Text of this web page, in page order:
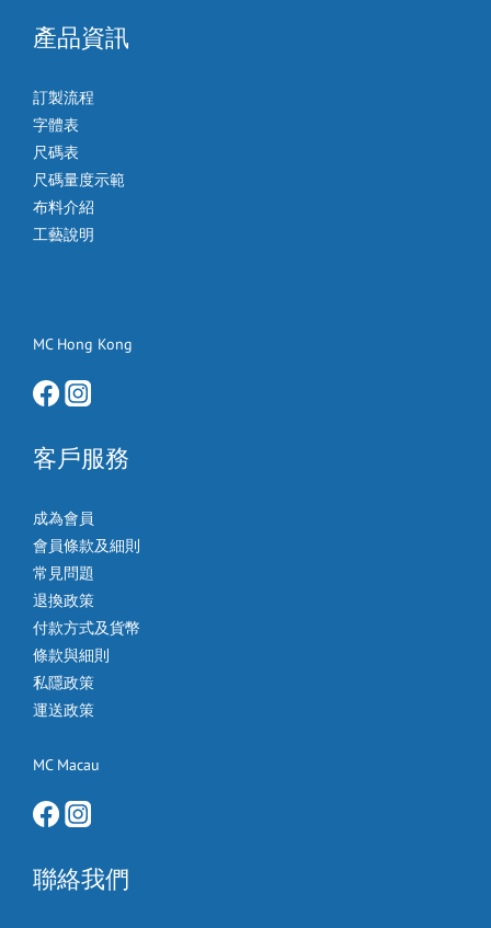
產品資訊
訂製流程
字體表
尺碼表
尺碼量度示範
布料介紹
工藝說明
MC Hong Kong
客戶服務
成為會員
會員條款及細則
常見問題
退換政策
付款方式及貨幣
條款與細則
私隱政策
運送政策
MC Macau
聯絡我們